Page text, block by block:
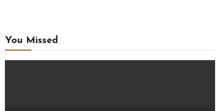
You Missed